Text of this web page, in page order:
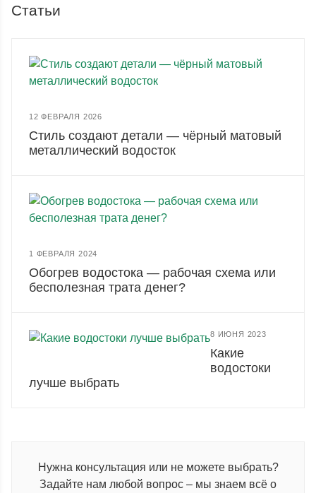
Статьи
12 ФЕВРАЛЯ 2026
Стиль создают детали — чёрный матовый
металлический водосток
1 ФЕВРАЛЯ 2024
Обогрев водостока — рабочая схема или
бесполезная трата денег?
8 ИЮНЯ 2023
Какие
водостоки
лучше выбрать
Нужна консультация или не можете выбрать?
Задайте нам любой вопрос – мы знаем всё о